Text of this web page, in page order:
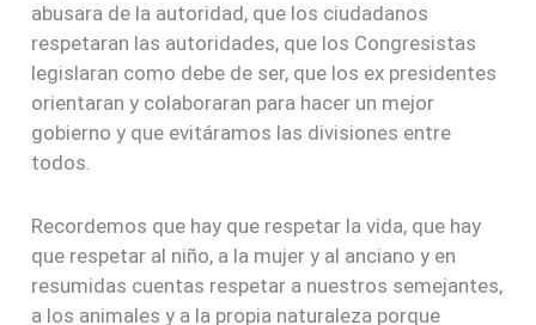
abusara de la autoridad, que los ciudadanos
respetaran las autoridades, que los Congresistas
legislaran como debe de ser, que los ex presidentes
orientaran y colaboraran para hacer un mejor
gobierno y que evitáramos las divisiones entre
todos.
Recordemos que hay que respetar la vida, que hay
que respetar al niño, a la mujer y al anciano y en
resumidas cuentas respetar a nuestros semejantes,
a los animales y a la propia naturaleza porque